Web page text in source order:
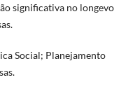
significativa no longevo
Social; Planejamento